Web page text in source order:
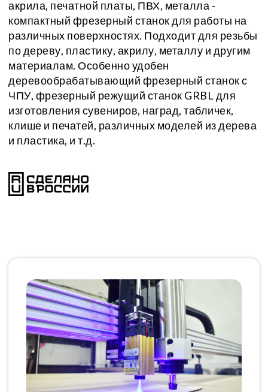
акрила, печатной платы, ПВХ, металла -
компактный фрезерный станок для работы на
различных поверхностях. Подходит для резьбы
по дереву, пластику, акрилу, металлу и другим
материалам. Особенно удобен
деревообрабатывающий фрезерный станок с
ЧПУ, фрезерный режущий станок GRBL для
изготовления сувениров, наград, табличек,
клише и печатей, различных моделей из дерева
и пластика, и т.д.